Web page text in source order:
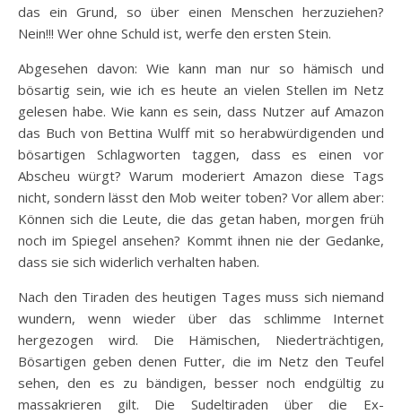
das ein Grund, so über einen Menschen herzuziehen?
Nein!!! Wer ohne Schuld ist, werfe den ersten Stein.
Abgesehen davon: Wie kann man nur so hämisch und
bösartig sein, wie ich es heute an vielen Stellen im Netz
gelesen habe. Wie kann es sein, dass Nutzer auf Amazon
das Buch von Bettina Wulff mit so herabwürdigenden und
bösartigen Schlagworten taggen, dass es einen vor
Abscheu würgt? Warum moderiert Amazon diese Tags
nicht, sondern lässt den Mob weiter toben? Vor allem aber:
Können sich die Leute, die das getan haben, morgen früh
noch im Spiegel ansehen? Kommt ihnen nie der Gedanke,
dass sie sich widerlich verhalten haben.
Nach den Tiraden des heutigen Tages muss sich niemand
wundern, wenn wieder über das schlimme Internet
hergezogen wird. Die Hämischen, Niederträchtigen,
Bösartigen geben denen Futter, die im Netz den Teufel
sehen, den es zu bändigen, besser noch endgültig zu
massakrieren gilt. Die Sudeltiraden über die Ex-